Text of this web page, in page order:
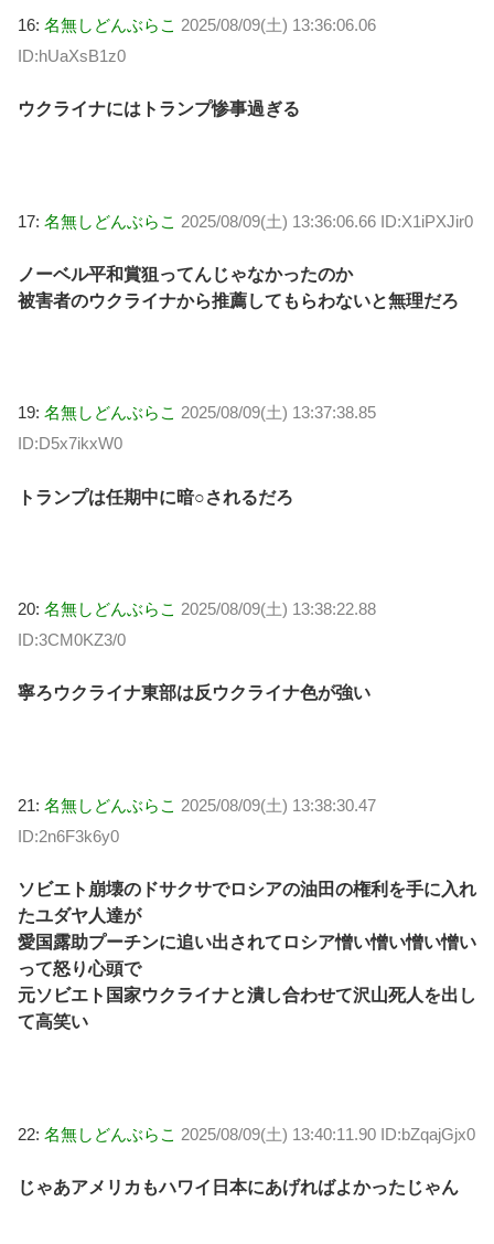
16: 名無しどんぶらこ 2025/08/09(土) 13:36:06.06
ID:hUaXsB1z0
ウクライナにはトランプ惨事過ぎる
17: 名無しどんぶらこ 2025/08/09(土) 13:36:06.66 ID:X1iPXJir0
ノーベル平和賞狙ってんじゃなかったのか
被害者のウクライナから推薦してもらわないと無理だろ
19: 名無しどんぶらこ 2025/08/09(土) 13:37:38.85
ID:D5x7ikxW0
トランプは任期中に暗○されるだろ
20: 名無しどんぶらこ 2025/08/09(土) 13:38:22.88
ID:3CM0KZ3/0
寧ろウクライナ東部は反ウクライナ色が強い
21: 名無しどんぶらこ 2025/08/09(土) 13:38:30.47
ID:2n6F3k6y0
ソビエト崩壊のドサクサでロシアの油田の権利を手に入れ
たユダヤ人達が
愛国露助プーチンに追い出されてロシア憎い憎い憎い憎い
って怒り心頭で
元ソビエト国家ウクライナと潰し合わせて沢山死人を出し
て高笑い
22: 名無しどんぶらこ 2025/08/09(土) 13:40:11.90 ID:bZqajGjx0
じゃあアメリカもハワイ日本にあげればよかったじゃん